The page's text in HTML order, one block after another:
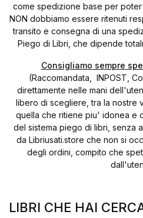
come spedizione base per poter
NON dobbiamo essere ritenuti
transito e consegna di una
Piego di Libri, che dipende
Consigliamo sempre
(Raccomandata, INPOST,
direttamente nelle mani
libero di scegliere, tra la nostre
quella che ritiene piu' idonea e
del sistema piego di libri, senza
da Libriusati.store che non si
degli ordini, compito che
LIBRI CHE HAI